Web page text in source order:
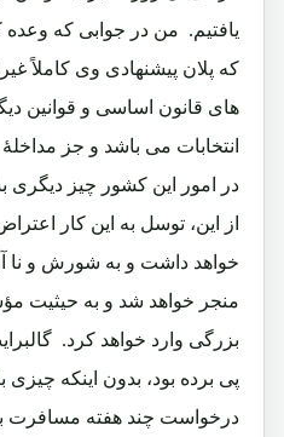
یافتیم. من در جوابی که وعده
که پلان پیشنهادی وی کاملاً
های قانون اساسی و قوانین
انتخابات می باشد و جز
در امور این کشور چیز دیگری
از این، توسل به این کار
خواهد داشت و به شورش و نا
منجر خواهد شد و به حیثیت
بزرگی وارد خواهد کرد.
پی برده بود، بدون اینکه
درخواست چند هفته مسافرت